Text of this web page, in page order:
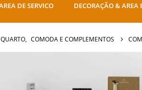
DE SERVICO DECORAÇÃO & AREA
QUARTO, COMODA E COMPLEMENTOS